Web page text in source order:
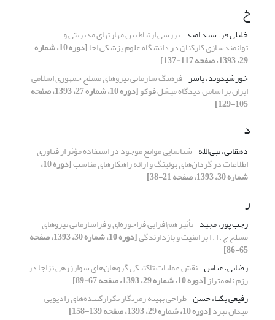
خ
خلیلی فر، سید امید بررسی ارتباط بین مهارتهای مدیریتی و
توانمندسازی کارکنان در دانشگاه علوم پزشکی اجا [دوره 10، شماره
29، 1393، صفحه 117-137]
خورشیدوند، یاسر فرهنگ سازمانی نیروهای مسلح جمهوری اسلامی
ایران بر اساس دیدگاه میشل فوکو [دوره 10، شماره 27، 1393، صفحه
105-129]
د
دهقانی، نبی‌الله شناسایی موانع موجود در استفاده مؤثر از فناوری
اطلاعات در گردان‌های بوئینگ و ارائه راهکارهای مناسب [دوره 10،
شماره 30، 1393، صفحه 21-38]
ر
رجب پور، مجید تأثیر هم‌افزایی فراحوزه‌ای و فراسازمانی نیروهای
مسلح ج . ا . ا بر امنیت و بازدارندگی [دوره 10، شماره 30، 1393، صفحه
65-86]
رضایی، عباس نقش عملیات تاکتیکی گروهان‌های سوارزرهی نزاجا در
رزم ناهمتراز[دوره 10، شماره 29، 1393، صفحه 67-89]
رفیعی یکتا، حسن طراحی بهینه رمزنگار تکرارکننده‌های رادیویی
میدان نبرد[دوره 10، شماره 29، 1393، صفحه 139-158]